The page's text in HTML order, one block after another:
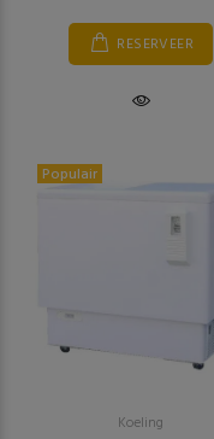
RESERVEER
Populair
Koeling